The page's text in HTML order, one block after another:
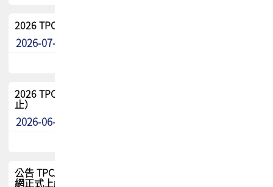
2026 TPCA中南區會員問卷暨7/31交流餐敘報名
2026-07-08
2026 TPCA健康盃保齡球聯誼賽 熱烈報名中（8/3報名截
止）
2026-06-29
公告 TPCA 台灣電路板協會官網將迎來新面貌，7/1 新官
網正式上線！